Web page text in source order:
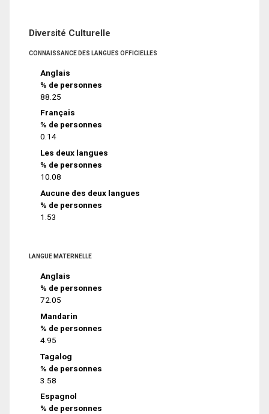
Diversité Culturelle
CONNAISSANCE DES LANGUES OFFICIELLES
Anglais
% de personnes
88.25
Français
% de personnes
0.14
Les deux langues
% de personnes
10.08
Aucune des deux langues
% de personnes
1.53
LANGUE MATERNELLE
Anglais
% de personnes
72.05
Mandarin
% de personnes
4.95
Tagalog
% de personnes
3.58
Espagnol
% de personnes